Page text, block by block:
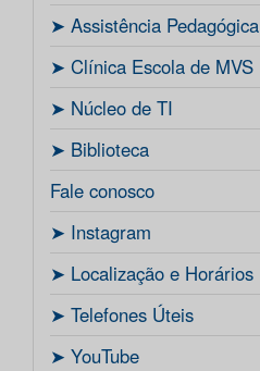
ㅤ➤ Assistência Pedagógica
ㅤ➤ Clínica Escola de MVS
ㅤ➤ Núcleo de TI
ㅤ➤ Biblioteca
Fale conosco
ㅤ➤ Instagram
ㅤ➤ Localização e Horários
ㅤ➤ Telefones Úteis
ㅤ➤ YouTube